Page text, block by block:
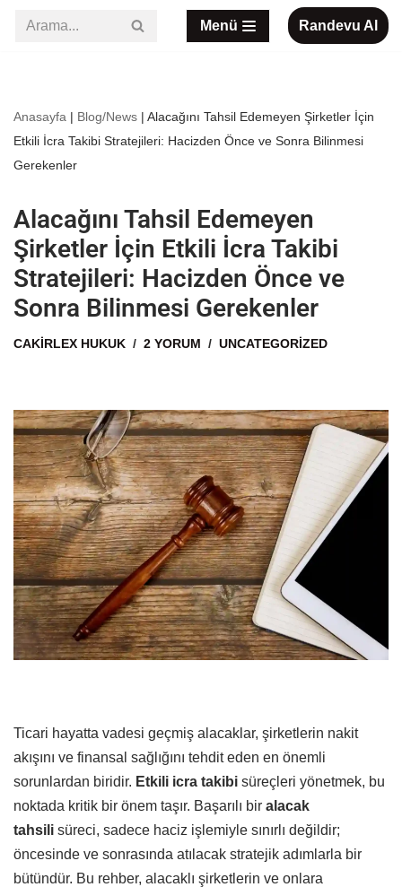
Menü Randevu Al
Anasayfa | Blog/News | Alacağını Tahsil Edemeyen Şirketler İçin
Etkili İcra Takibi Stratejileri: Hacizden Önce ve Sonra Bilinmesi
Gerekenler
Alacağını Tahsil Edemeyen
Şirketler İçin Etkili İcra Takibi
Stratejileri: Hacizden Önce ve
Sonra Bilinmesi Gerekenler
CAKIRLEX HUKUK 2 YORUM UNCATEGORIZED
Ticari hayatta vadesi geçmiş alacaklar, şirketlerin nakit
akışını ve finansal sağlığını tehdit eden en önemli
sorunlardan biridir. Etkili icra takibi süreçleri yönetmek, bu
noktada kritik bir önem taşır. Başarılı bir alacak
tahsili süreci, sadece haciz işlemiyle sınırlı değildir;
öncesinde ve sonrasında atılacak stratejik adımlarla bir
bütündür. Bu rehber, alacaklı şirketlerin ve onlara